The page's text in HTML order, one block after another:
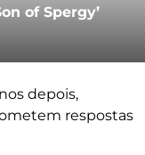
of Spergy’